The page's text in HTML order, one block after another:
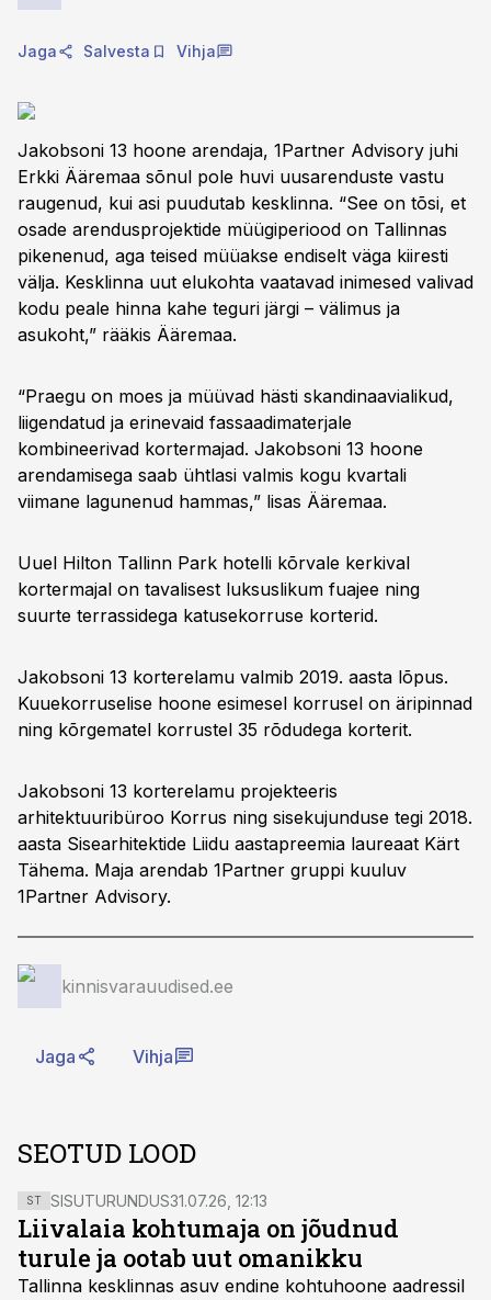
Jaga Salvesta Vihja
Jakobsoni 13 hoone arendaja, 1Partner Advisory juhi
Erkki Ääremaa sõnul pole huvi uusarenduste vastu
raugenud, kui asi puudutab kesklinna. “See on tõsi, et
osade arendusprojektide müügiperiood on Tallinnas
pikenenud, aga teised müüakse endiselt väga kiiresti
välja. Kesklinna uut elukohta vaatavad inimesed valivad
kodu peale hinna kahe teguri järgi – välimus ja
asukoht,” rääkis Ääremaa.
“Praegu on moes ja müüvad hästi skandinaavialikud,
liigendatud ja erinevaid fassaadimaterjale
kombineerivad kortermajad. Jakobsoni 13 hoone
arendamisega saab ühtlasi valmis kogu kvartali
viimane lagunenud hammas,” lisas Ääremaa.
Uuel Hilton Tallinn Park hotelli kõrvale kerkival
kortermajal on tavalisest luksuslikum fuajee ning
suurte terrassidega katusekorruse korterid.
Jakobsoni 13 korterelamu valmib 2019. aasta lõpus.
Kuuekorruselise hoone esimesel korrusel on äripinnad
ning kõrgematel korrustel 35 rõdudega korterit.
Jakobsoni 13 korterelamu projekteeris
arhitektuuribüroo Korrus ning sisekujunduse tegi 2018.
aasta Sisearhitektide Liidu aastapreemia laureaat Kärt
Tähema. Maja arendab 1Partner gruppi kuuluv
1Partner Advisory.
kinnisvarauudised.ee
Jaga Vihja
SEOTUD LOOD
ST SISUTURUNDUS31.07.26, 12:13
Liivalaia kohtumaja on jõudnud
turule ja ootab uut omanikku
Tallinna kesklinnas asuv endine kohtuhoone aadressil